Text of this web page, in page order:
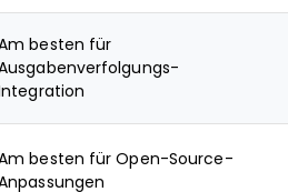
Am besten für
Ausgabenverfolgungs-
Am besten für Open-Source-
Anpassungen